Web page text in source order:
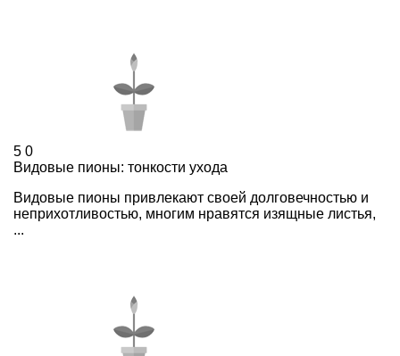
5 0
Видовые пионы: тонкости ухода
Видовые пионы привлекают своей долговечностью и
неприхотливостью, многим нравятся изящные листья,
...